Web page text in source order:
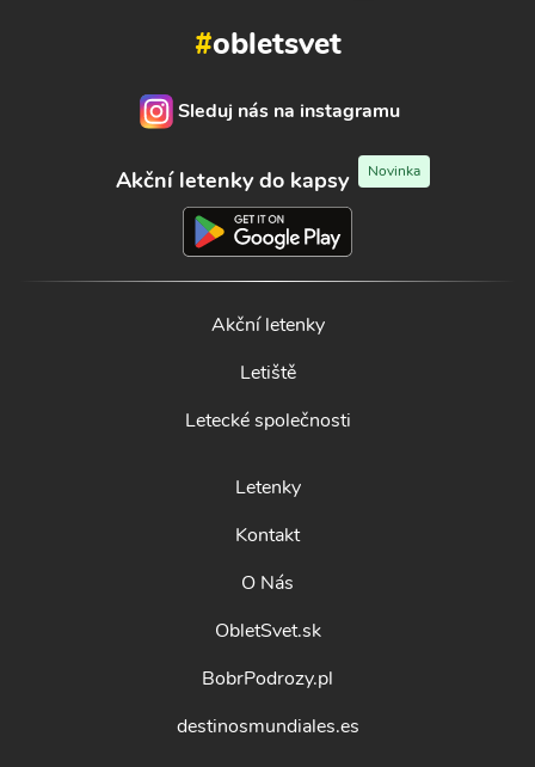
#obletsvet
Sleduj nás na instagramu
Akční letenky do kapsy Novinka
Akční letenky
Letiště
Letecké společnosti
Letenky
Kontakt
O Nás
ObletSvet.sk
BobrPodrozy.pl
destinosmundiales.es